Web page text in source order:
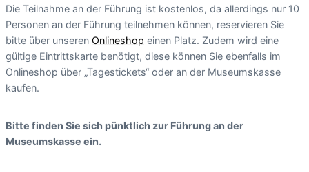
Die Teilnahme an der Führung ist kostenlos, da allerdings nur 10
Personen an der Führung teilnehmen können, reservieren Sie
bitte über unseren Onlineshop einen Platz. Zudem wird eine
gültige Eintrittskarte benötigt, diese können Sie ebenfalls im
Onlineshop über „Tagestickets“ oder an der Museumskasse
kaufen.
Bitte finden Sie sich pünktlich zur Führung an der
Museumskasse ein.